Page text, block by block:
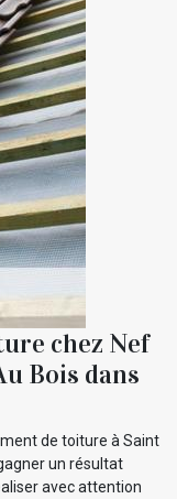
chez Nef
Bois dans
de toiture à Saint
un résultat
avec attention